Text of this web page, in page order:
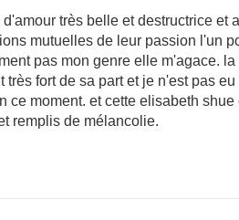
très belle et destructrice et
mutuelles de leur passion l'un
pas mon genre elle m'agace.
très fort de sa part et je n'est pas
ce moment. et cette elisabeth
remplis de mélancolie.